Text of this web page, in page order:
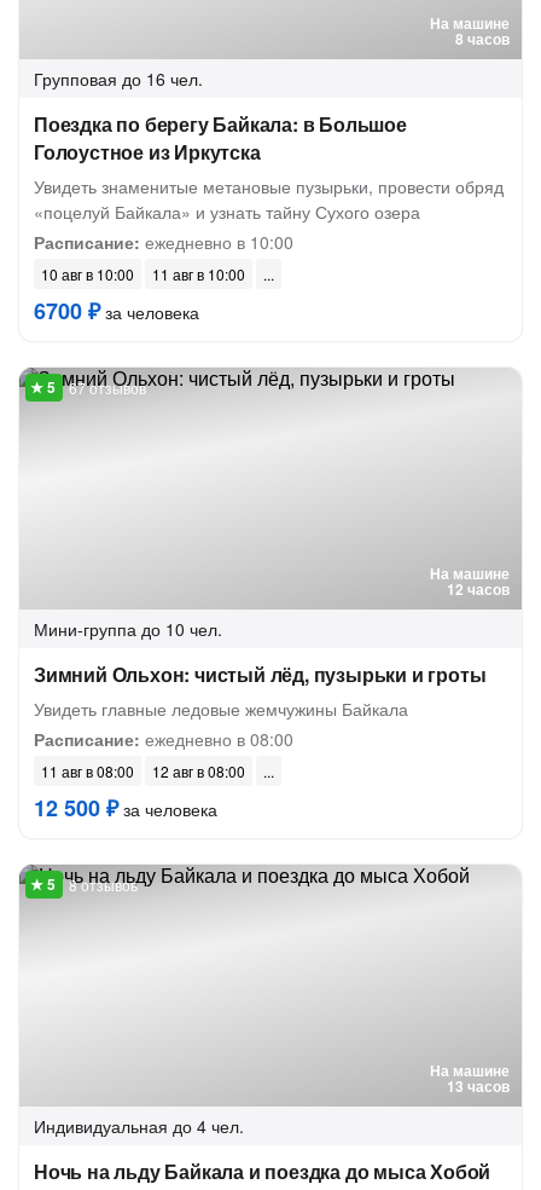
На машине
8 часов
Групповая до 16 чел.
Поездка по берегу Байкала: в Большое
Голоустное из Иркутска
Увидеть знаменитые метановые пузырьки, провести обряд
«поцелуй Байкала» и узнать тайну Сухого озера
Расписание: ежедневно в 10:00
10 авг в 10:00 11 авг в 10:00
6700 ₽за человека
На машине
12 часов
67 отзывов
Мини-группа до 10 чел.
Зимний Ольхон: чистый лёд, пузырьки и гроты
Увидеть главные ледовые жемчужины Байкала
Расписание: ежедневно в 08:00
11 авг в 08:00 12 авг в 08:00
12 500 ₽за человека
На машине
13 часов
8 отзывов
Индивидуальная до 4 чел.
Ночь на льду Байкала и поездка до мыса Хобой